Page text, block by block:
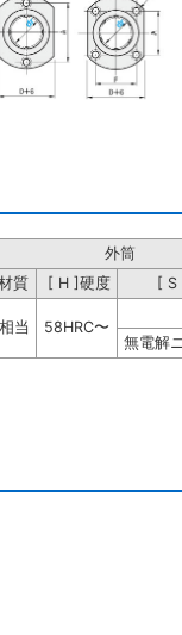
外筒
質 [ H ]硬度
[ S
当
58HRC〜
無電解